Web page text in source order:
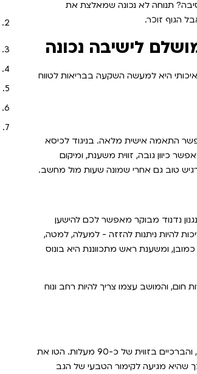
תנוחה לא נכונה שמאלצת את
הגוף זוכר.
לישיבה נכונה
איכותי היא למעשה השקעה בבריאות לטווח
התאמה אישית מלאה. בניגוד לכיסא
כיוון גובה, זווית משענת, ומיקום
טוב גם אחרי שמונה שעות מול מחשב.
נדנוד מבוקר מאפשר לכם להישען
להיות ניתנות להזזה - למעלה, למטה,
ומשענת ראש מתכווננת היא בונוס
והמושב עצמו צריך להיות רחב ונוח
ראשית, כוונו את גובה הכיסא כך שכפות הרגליים נוגעות בנוחות ברצפה, והברכיים בזווית של כ-90 מעלות. הטו את
שהיא מגיעה לקימור הטבעי של הגב